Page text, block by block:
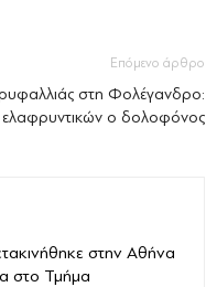
Επόμενο άρθρο
στη Φολέγανδρο:
ο δολοφόνος
στην Αθήνα
στο Τμήμα